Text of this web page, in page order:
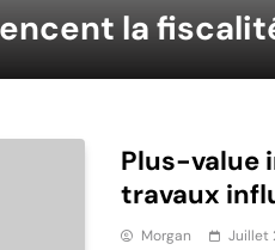
la
Plus-value
travaux
Morgan Juillet